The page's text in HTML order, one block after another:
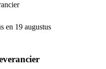
en 19 augustus